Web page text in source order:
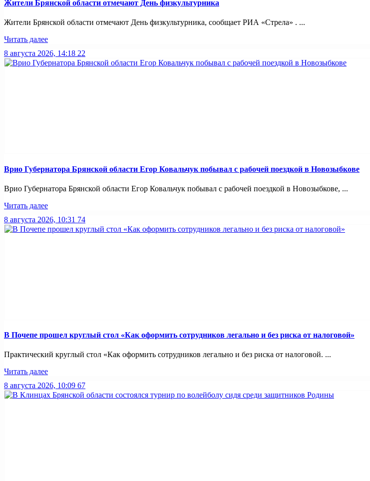
Жители Брянской области отмечают День физкультурника
Жители Брянской области отмечают День физкультурника, сообщает РИА «Стрела» . ...
Читать далее
8 августа 2026, 14:18 22
Врио Губернатора Брянской области Егор Ковальчук побывал с рабочей поездкой в Новозыбкове
Врио Губернатора Брянской области Егор Ковальчук побывал с рабочей поездкой в Новозыбкове, ...
Читать далее
8 августа 2026, 10:31 74
В Почепе прошел круглый стол «Как оформить сотрудников легально и без риска от налоговой»
Практический круглый стол «Как оформить сотрудников легально и без риска от налоговой. ...
Читать далее
8 августа 2026, 10:09 67